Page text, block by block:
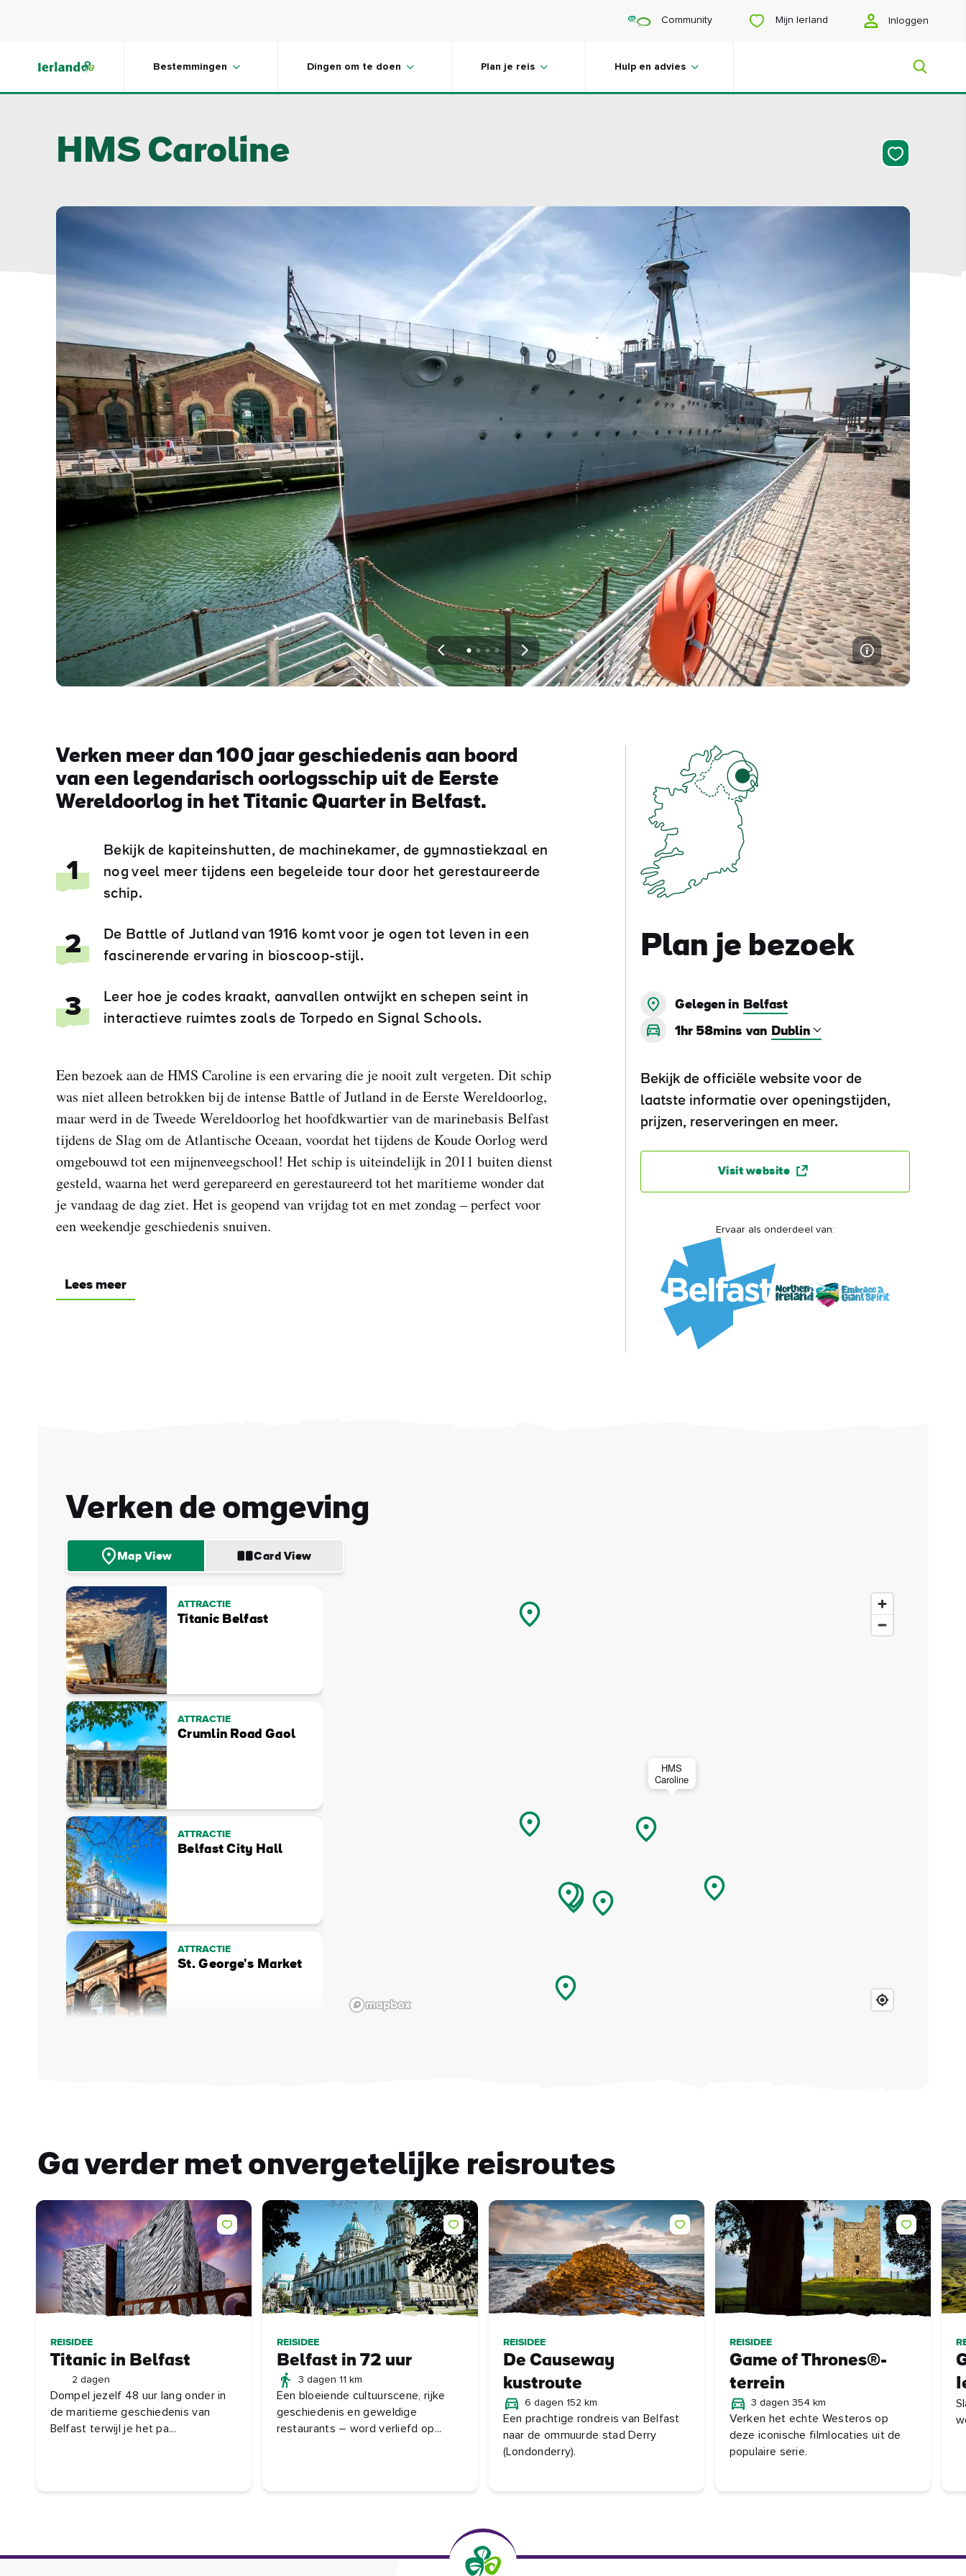
Community Mijn Ierland Inloggen
Bestemmingen Dingen om te doen Plan je reis Hulp en advies
het plannen? Of wil je jezelf gelukkig
scrollen? Wij laten je het Ierland zien
dat speciaal voor jou is gemaakt.
#Landschappen
#CultuurEnErfgoed
#Buitenactiviteiten
#hoogtepunten
HMS Caroline
View
slide
1
View
slide
2
View
slide
3
View
slide
4
Verken meer dan 100 jaar geschiedenis aan boord
van een legendarisch oorlogsschip uit de Eerste
Wereldoorlog in het Titanic Quarter in Belfast.
1
Bekijk de kapiteinshutten, de machinekamer, de gymnastiekzaal en
nog veel meer tijdens een begeleide tour door het gerestaureerde
schip.
2
De Battle of Jutland van 1916 komt voor je ogen tot leven in een
fascinerende ervaring in bioscoop-stijl.
3
Leer hoe je codes kraakt, aanvallen ontwijkt en schepen seint in
interactieve ruimtes zoals de Torpedo en Signal Schools.
Een bezoek aan de HMS Caroline is een ervaring die je nooit zult vergeten. Dit schip
was niet alleen betrokken bij de intense Battle of Jutland in de Eerste Wereldoorlog,
maar werd in de Tweede Wereldoorlog het hoofdkwartier van de marinebasis Belfast
tijdens de Slag om de Atlantische Oceaan, voordat het tijdens de Koude Oorlog werd
omgebouwd tot een mijnenveegschool! Het schip is uiteindelijk in 2011 buiten dienst
gesteld, waarna het werd gerepareerd en gerestaureerd tot het maritieme wonder dat
je vandaag de dag ziet. Het is geopend van vrijdag tot en met zondag – perfect voor
een weekendje geschiedenis snuiven.
Lees meer
Plan je bezoek
Gelegen in Belfast
1hr 58mins van
Bekijk de officiële website voor de
laatste informatie over openingstijden,
prijzen, reserveringen en meer.
Visit website
Ervaar als onderdeel van:
E-
Ik begrijp dat ik door me aan te melden gepersonaliseerde e-mails zal
Verken de omgeving
Map View Card View
ATTRACTIE
Titanic Belfast
ATTRACTIE
Crumlin Road Gaol
ATTRACTIE
Belfast City Hall
ATTRACTIE
St. George's Market
HMS
Caroline
Ga verder met onvergetelijke reisroutes
REISIDEE
Titanic in Belfast
2 dagen
Dompel jezelf 48 uur lang onder in
de maritieme geschiedenis van
Belfast terwijl je het pa...
REISIDEE
Belfast in 72 uur
3 dagen 11 km
Een bloeiende cultuurscene, rijke
geschiedenis en geweldige
restaurants – word verliefd op...
REISIDEE
De Causeway
kustroute
6 dagen 152 km
Een prachtige rondreis van Belfast
naar de ommuurde stad Derry
(Londonderry).
REISIDEE
Game of Thrones®-
terrein
3 dagen 354 km
Verken het echte Westeros op
deze iconische filmlocaties uit de
populaire serie.